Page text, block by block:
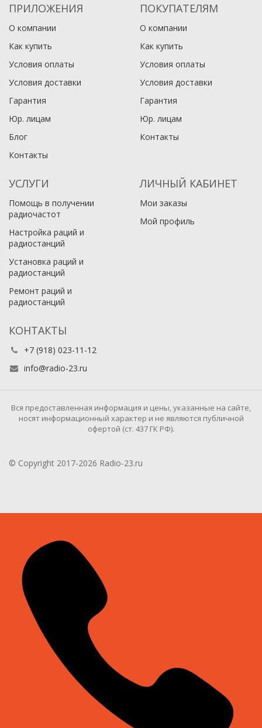
В корзину В корзину
ПРИЛОЖЕНИЯ
О компании
Как купить
Условия оплаты
Условия доставки
Гарантия
Юр. лицам​
Блог
Контакты
ПОКУПАТЕЛЯМ
О компании
Как купить
Условия оплаты
Условия доставки
Гарантия
Юр. лицам​
Контакты
УСЛУГИ
Помощь в получении
радиочастот
Настройка раций и
радиостанций
Установка раций и
радиостанций
Ремонт раций и
радиостанций
ЛИЧНЫЙ КАБИНЕТ
Мои заказы
Мой профиль
КОНТАКТЫ
+7 (918) 023-11-12
info@radio-23.ru
Вся предоставленная информация и цены, указанные на сайте,
носят информационный характер и не являются публичной
офертой (ст. 437 ГК РФ).
© Copyright 2017-2026 Radio-23.ru